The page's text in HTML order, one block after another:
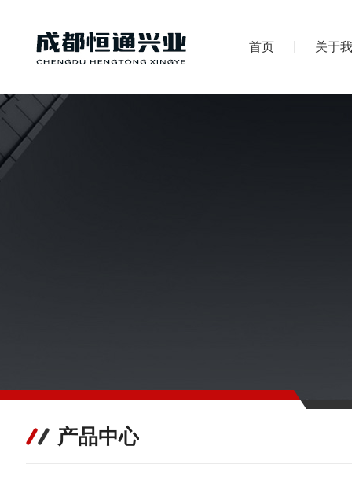
首页 关于
产品中心